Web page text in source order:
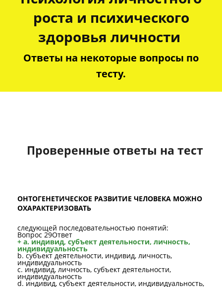
роста и психического
здоровья личности
Ответы на некоторые вопросы по
тесту.
Проверенные ответы на тест
ОНТОГЕНЕТИЧЕСКОЕ РАЗВИТИЕ ЧЕЛОВЕКА МОЖНО
ОХАРАКТЕРИЗОВАТЬ
следующей последовательностью понятий:
Вопрос 29Ответ
+ a. индивид, субъект деятельности, личность,
индивидуальность
b. субъект деятельности, индивид, личность,
индивидуальность
c. индивид, личность, субъект деятельности,
индивидуальность
d. индивид, субъект деятельности, индивидуальность,